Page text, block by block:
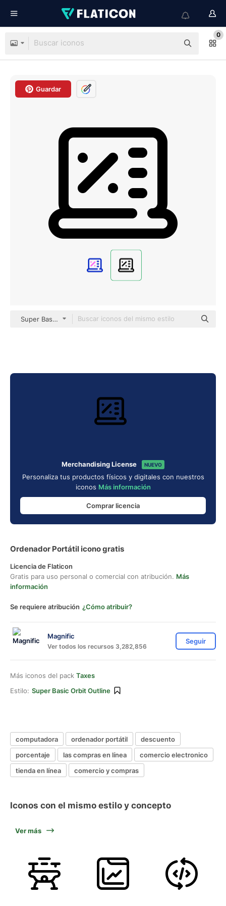
0
Guardar
Super Basic Orbit Outline
Merchandising License NUEVO
Personaliza tus productos físicos y digitales con nuestros
iconos Más información
Comprar licencia
Ordenador Portátil icono gratis
Licencia de Flaticon
Gratis para uso personal o comercial con atribución. Más
información
Se requiere atribución ¿Cómo atribuir?
Magnific
Ver todos los recursos 3,282,856
Seguir
Más iconos del pack Taxes
Estilo: Super Basic Orbit Outline
computadora ordenador portátil
descuento
porcentaje
las compras en línea
comercio electronico
tienda en línea
comercio y compras
Iconos con el mismo estilo y concepto
Ver más